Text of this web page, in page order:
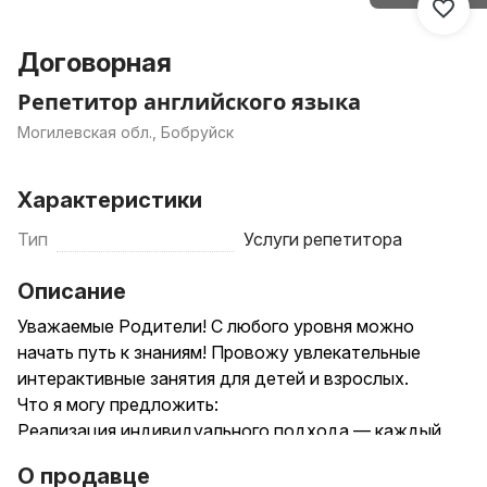
Договорная
Репетитор английского языка
Могилевская обл., Бобруйск
Характеристики
Тип Услуги репетитора
Описание
Уважаемые Родители! С любого уровня можно
начать путь к знаниям! Провожу увлекательные
интерактивные занятия для детей и взрослых.
Что я могу предложить:
Реализация индивидуального подхода — каждый
обратном.
О продавце